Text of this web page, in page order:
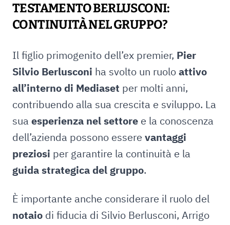
TESTAMENTO BERLUSCONI:
CONTINUITÀ NEL GRUPPO?
Il figlio primogenito dell’ex premier, Pier
Silvio Berlusconi ha svolto un ruoloattivo
all’interno di Mediaset per molti anni,
contribuendo alla sua crescita e sviluppo. La
sua esperienza nel settore e la conoscenza
dell’azienda possono essere vantaggi
preziosi per garantire la continuità e la
guida strategica del gruppo.
È importante anche considerare il ruolo del
notaio di fiducia di Silvio Berlusconi, Arrigo